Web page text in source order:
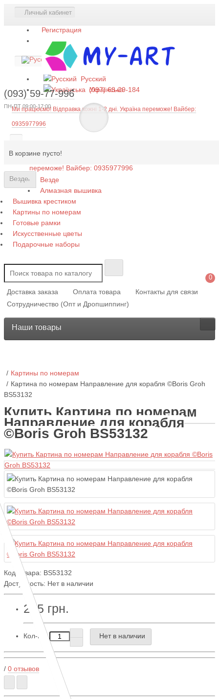
Личный кабинет
Регистрация
Авторизация
Язык
Русский
Українська
Ми працюємо! Відправка кожні 1-2 дні. Україна переможе! Вайбер:
0935977996
Ми працюємо! Відправка кожні 1-2 дні. Україна
переможе! Вайбер: 0935977996
(093) 59-77-996
ПН-ПТ 09:00-17:00
(097) 68-29-184
0
В корзине пусто!
Везде
Везде
Алмазная вышивка
Вышивка крестиком
Картины по номерам
Готовые рамки
Искусственные цветы
Подарочные наборы
Доставка заказа Оплата товара
Контакты для связи
Сотрудничество (Опт и Дропшиппинг)
Наши товары
Картины по номерам
Картина по номерам Направление для корабля ©Boris Groh
BS53132
Купить Картина по номерам
Направление для корабля
©Boris Groh BS53132
Код товара: BS53132
Доступность: Нет в наличии
295 грн.
Кол-во Нет в наличии
/ 0 отзывов